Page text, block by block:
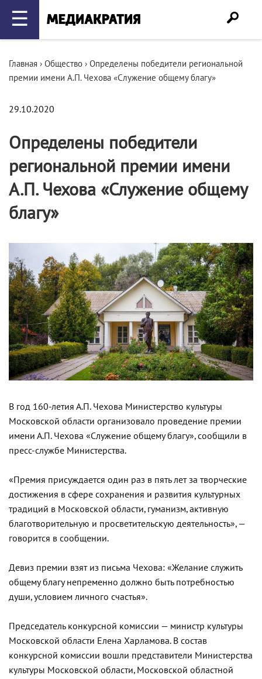
☰
Главная › Общество › Определены победители региональной
премии имени А.П. Чехова «Служение общему благу»
29.10.2020
Определены победители
региональной премии имени
А.П. Чехова «Служение общему
благу»
В год 160-летия А.П. Чехова Министерство культуры
Московской области организовало проведение премии
имени А.П. Чехова «Служение общему благу», сообщили в
пресс-службе Министерства.
«Премия присуждается один раз в пять лет за творческие
достижения в сфере сохранения и развития культурных
традиций в Московской области, гуманизм, активную
благотворительную и просветительскую деятельность», —
говорится в сообщении.
Девиз премии взят из письма Чехова: «Желание служить
общему благу непременно должно быть потребностью
души, условием личного счастья».
Председатель конкурсной комиссии — министр культуры
Московской области Елена Харламова. В состав
конкурсной комиссии вошли представители Министерства
культуры Московской области, Московской областной